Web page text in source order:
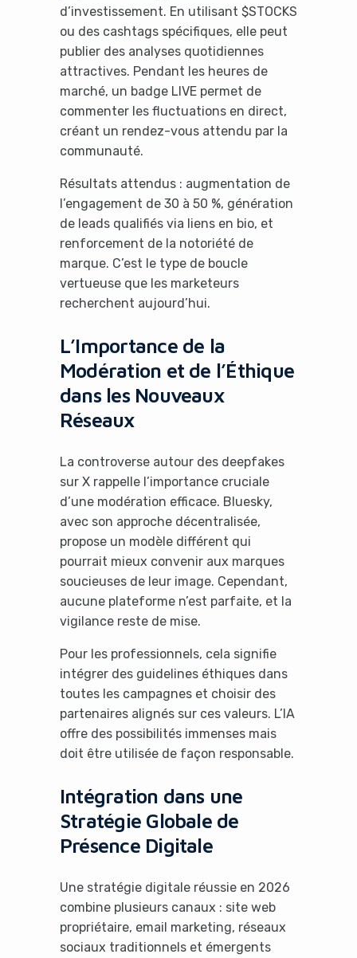
d’investissement. En utilisant $STOCKS
ou des cashtags spécifiques, elle peut
publier des analyses quotidiennes
attractives. Pendant les heures de
marché, un badge LIVE permet de
commenter les fluctuations en direct,
créant un rendez-vous attendu par la
communauté.
Résultats attendus : augmentation de
l’engagement de 30 à 50 %, génération
de leads qualifiés via liens en bio, et
renforcement de la notoriété de
marque. C’est le type de boucle
vertueuse que les marketeurs
recherchent aujourd’hui.
L’Importance de la
Modération et de l’Éthique
dans les Nouveaux
Réseaux
La controverse autour des deepfakes
sur X rappelle l’importance cruciale
d’une modération efficace. Bluesky,
avec son approche décentralisée,
propose un modèle différent qui
pourrait mieux convenir aux marques
soucieuses de leur image. Cependant,
aucune plateforme n’est parfaite, et la
vigilance reste de mise.
Pour les professionnels, cela signifie
intégrer des guidelines éthiques dans
toutes les campagnes et choisir des
partenaires alignés sur ces valeurs. L’IA
offre des possibilités immenses mais
doit être utilisée de façon responsable.
Intégration dans une
Stratégie Globale de
Présence Digitale
Une stratégie digitale réussie en 2026
combine plusieurs canaux : site web
propriétaire, email marketing, réseaux
sociaux traditionnels et émergents